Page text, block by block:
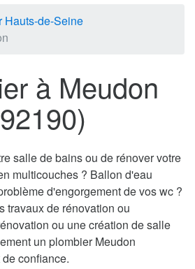
Hauts-de-Seine
à Meudon
salle de bains ou de rénover votre
multicouches ? Ballon d'eau
d'engorgement de vos wc ?
travaux de rénovation ou
ou une création de salle
un plombier Meudon
confiance.